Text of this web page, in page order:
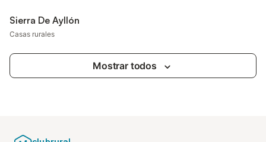
Sierra De Ayllón
Casas rurales
Mostrar todos